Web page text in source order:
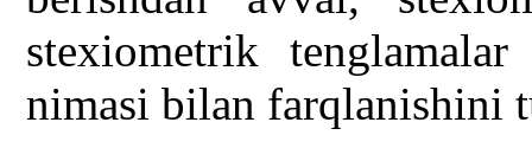
stexiometrik
nimasi bilan farqlanishini